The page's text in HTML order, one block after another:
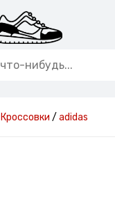
Кроссовки / adidas